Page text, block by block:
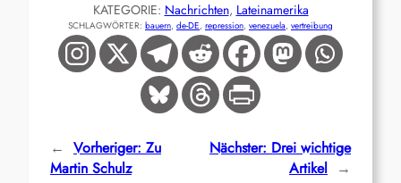
KATEGORIE: Nachrichten, Lateinamerika
SCHLAGWÖRTER: bauern, de-DE, repression, venezuela, vertreibung
← Vorheriger: Zu
Martin Schulz
Nächster: Drei wichtige
Artikel →